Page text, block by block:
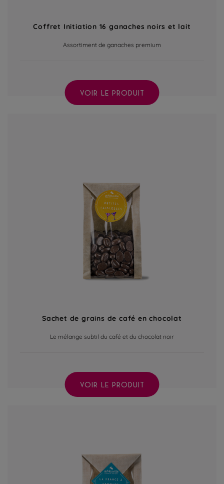
Coffret Initiation 16 ganaches noirs et lait
Assortiment de ganaches premium
VOIR LE PRODUIT
Sachet de grains de café en chocolat
Le mélange subtil du café et du chocolat noir
VOIR LE PRODUIT